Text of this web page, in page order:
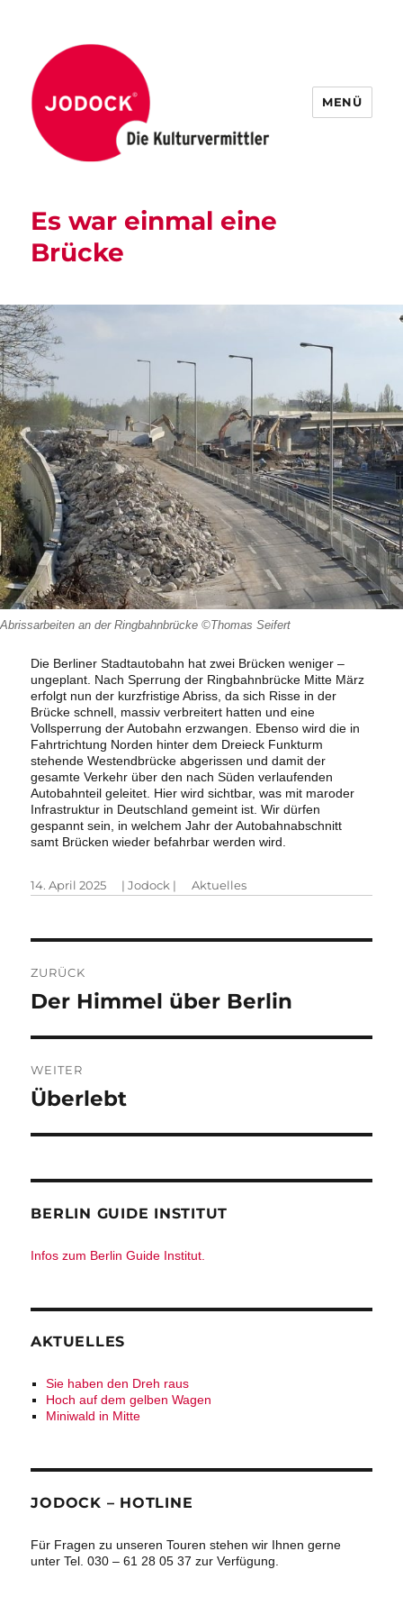
MENÜ
Es war einmal eine
Brücke
Abrissarbeiten an der Ringbahnbrücke ©Thomas Seifert
Die Berliner Stadtautobahn hat zwei Brücken weniger –
ungeplant. Nach Sperrung der Ringbahnbrücke Mitte März
erfolgt nun der kurzfristige Abriss, da sich Risse in der
Brücke schnell, massiv verbreitert hatten und eine
Vollsperrung der Autobahn erzwangen. Ebenso wird die in
Fahrtrichtung Norden hinter dem Dreieck Funkturm
stehende Westendbrücke abgerissen und damit der
gesamte Verkehr über den nach Süden verlaufenden
Autobahnteil geleitet. Hier wird sichtbar, was mit maroder
Infrastruktur in Deutschland gemeint ist. Wir dürfen
gespannt sein, in welchem Jahr der Autobahnabschnitt
samt Brücken wieder befahrbar werden wird.
Veröffentlicht
14. April 2025 |Autor
Jodock | Kategorien
Aktuelles
ZURÜCK
Vorheriger
Beitrag:
Der Himmel über Berlin
WEITER
Nächster
Beitrag:
Überlebt
BERLIN GUIDE INSTITUT
Infos zum Berlin Guide Institut.
AKTUELLES
Sie haben den Dreh raus
Hoch auf dem gelben Wagen
Miniwald in Mitte
JODOCK – HOTLINE
Für Fragen zu unseren Touren stehen wir Ihnen gerne
unter Tel. 030 – 61 28 05 37 zur Verfügung.